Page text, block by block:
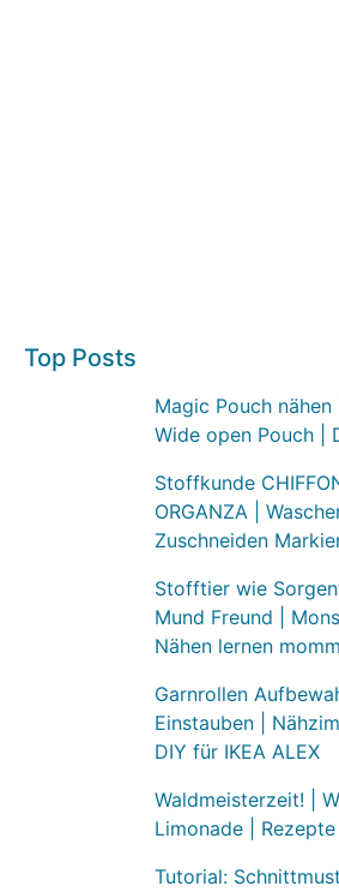
Top Posts
Magic Pouch nähen
Wide open Pouch |
Stoffkunde
ORGANZA |
Zuschneiden
Stofftier wie
Mund Freund |
Nähen lernen
Garnrollen
Einstauben |
DIY für IKEA ALEX
Waldmeisterzeit! |
Limonade | Rezepte
Tutorial: